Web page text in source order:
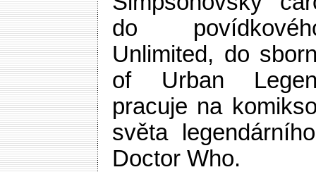
do
Unlimited, do
of Urban
pracuje na
světa
Doctor Who.